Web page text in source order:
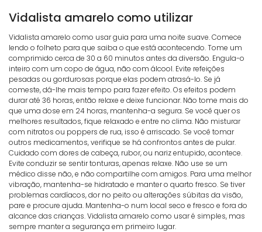
Vidalista amarelo como utilizar
Vidalista amarelo como usar guia para uma noite suave. Comece
lendo o folheto para que saiba o que está acontecendo. Tome um
comprimido cerca de 30 a 60 minutos antes da diversão. Engula-o
inteiro com um copo de água, não com álcool. Evite refeições
pesadas ou gordurosas porque elas podem atrasá-lo. Se já
comeste, dá-lhe mais tempo para fazer efeito. Os efeitos podem
durar até 36 horas, então relaxe e deixe funcionar. Não tome mais do
que uma dose em 24 horas, mantenha-a segura. Se você quer os
melhores resultados, fique relaxado e entre no clima. Não misturar
com nitratos ou poppers de rua, isso é arriscado. Se você tomar
outros medicamentos, verifique se há confrontos antes de pular.
Cuidado com dores de cabeça, rubor, ou nariz entupido, acontece.
Evite conduzir se sentir tonturas, apenas relaxe. Não use se um
médico disse não, e não compartilhe com amigos. Para uma melhor
vibração, mantenha-se hidratado e manter o quarto fresco. Se tiver
problemas cardíacos, dor no peito ou alterações súbitas da visão,
pare e procure ajuda. Mantenha-o num local seco e fresco e fora do
alcance das crianças. Vidalista amarelo como usar é simples, mas
sempre manter a segurança em primeiro lugar.